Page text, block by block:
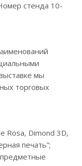
стенда 10-
мы
торговых
Rosa, Dimond 3D,
печать”;